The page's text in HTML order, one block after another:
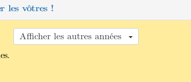
les vôtres !
Afficher les autres années